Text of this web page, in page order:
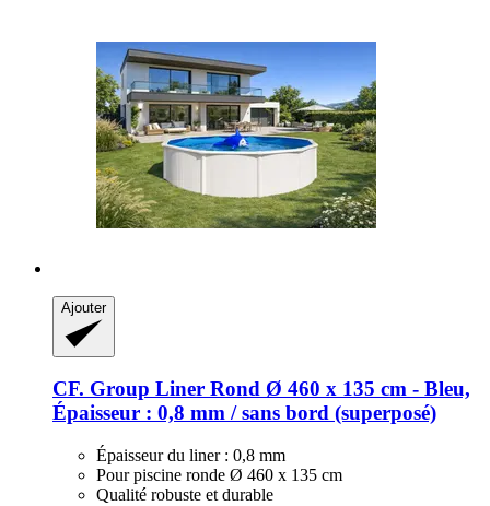
Ajouter
CF. Group Liner Rond Ø 460 x 135 cm -​ Bleu,
Épaisseur : 0,8 mm / sans bord (superposé)
Épaisseur du liner : 0,8 mm
Pour piscine ronde Ø 460 x 135 cm
Qualité robuste et durable